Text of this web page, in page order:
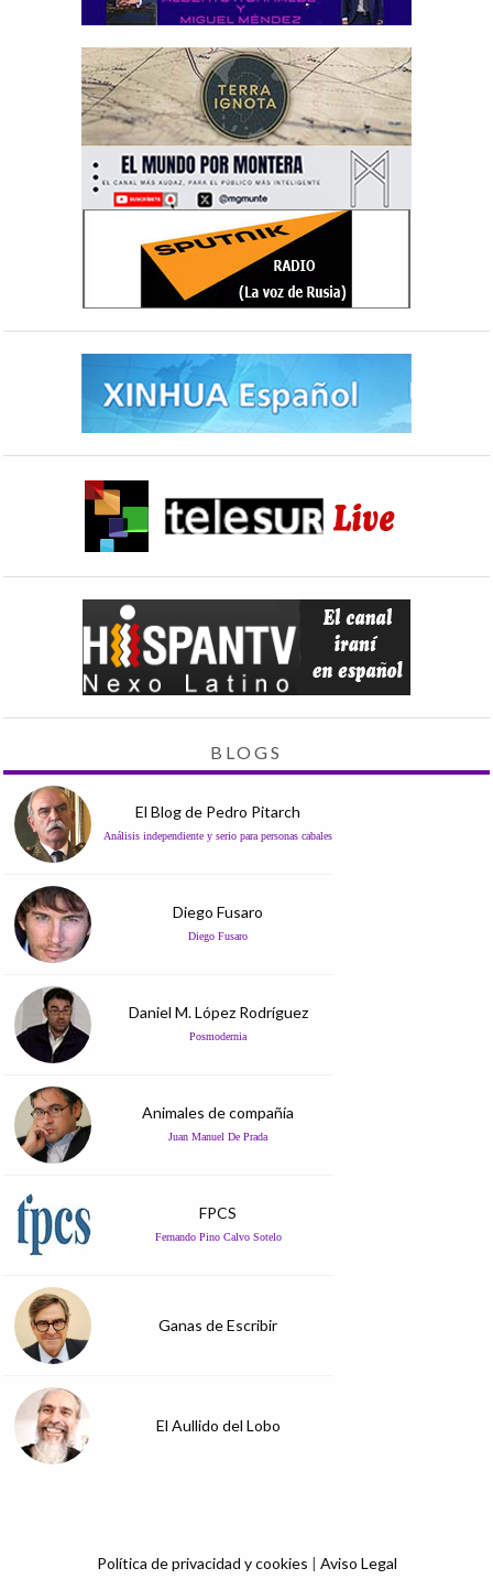
BLOGS
El Blog de Pedro Pitarch
Análisis independiente y serio para personas cabales
Diego Fusaro
Diego Fusaro
Daniel M. López Rodríguez
Posmodernia
Animales de compañía
Juan Manuel De Prada
FPCS
Fernando Pino Calvo Sotelo
Ganas de Escribir
El Aullido del Lobo
Política de privacidad y cookies | Aviso Legal